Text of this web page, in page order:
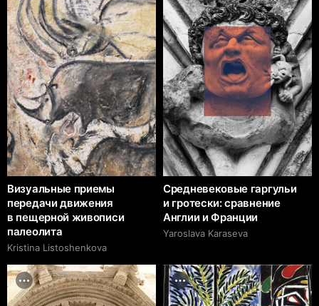
Визуальные приемы
передачи движения
в пещерной живописи
палеолита
Kristina Listoshenkova
Средневековые гаргульи
и гротески: сравнение
Англии и Франции
Yaroslava Karaseva